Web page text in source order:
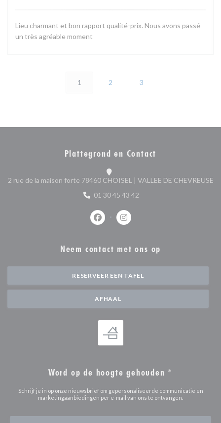
Lieu charmant et bon rapport qualité-prix. Nous avons passé
un très agréable moment
1 2 3
Plattegrond en Contact
2 rue de la maison forte 78460 CHOISEL | VALLEE DE CHEVREUSE
01 30 45 43 42
Facebook ((opent in een nieuw
Instagram ((opent in een
Neem contact met ons op
RESERVEER EEN TAFEL
AFHAAL
Word op de hoogte gehouden *
Schrijf je in op onze nieuwsbrief om gepersonaliseerde communicatie en
marketingaanbiedingen per e-mail van ons te ontvangen.